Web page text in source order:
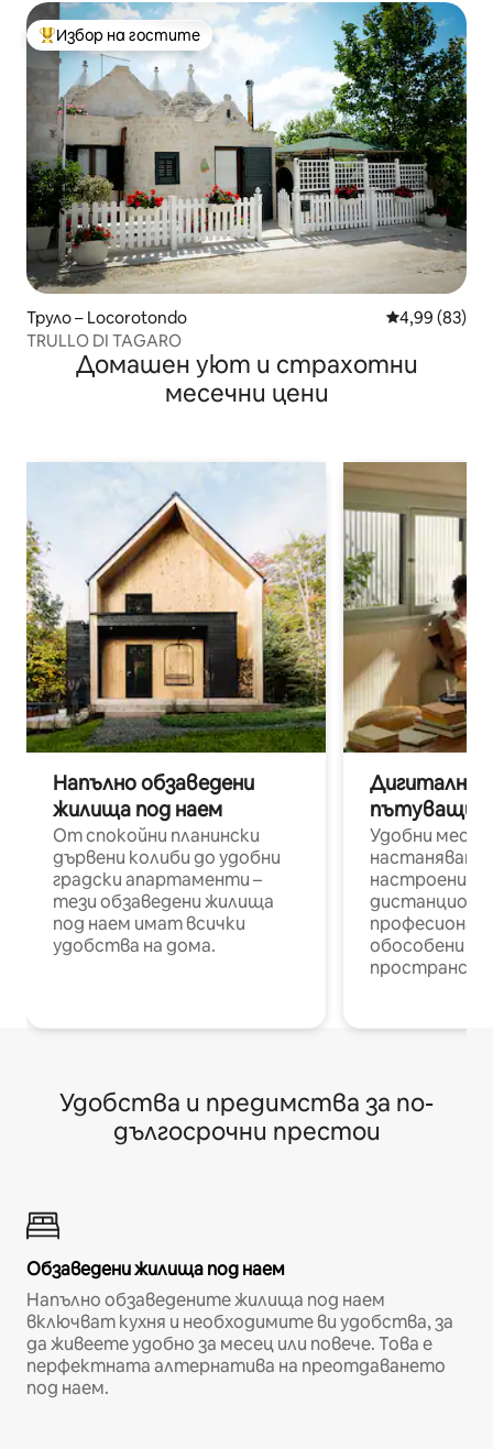
Най-популярен избор на гостите
Избор на гостите
Труло – Locorotondo Средна
4,99 (83)
TRULLO DI TAGARO
Домашен уют и страхотни
месечни цени
Напълно обзаведени
жилища под наем
От спокойни планински
дървени колиби до удобни
градски апартаменти –
тези обзаведени жилища
под наем имат всички
удобства на дома.
Дигитални
пътуващи
Удобни
настаняване
настроени и
обособени
Удобства и предимства за по-
дългосрочни престои
Обзаведени жилища под наем
Напълно обзаведените жилища под наем
включват кухня и необходимите ви удобства, за
да живеете удобно за месец или повече. Това е
перфектната алтернатива на преотдаването
под наем.